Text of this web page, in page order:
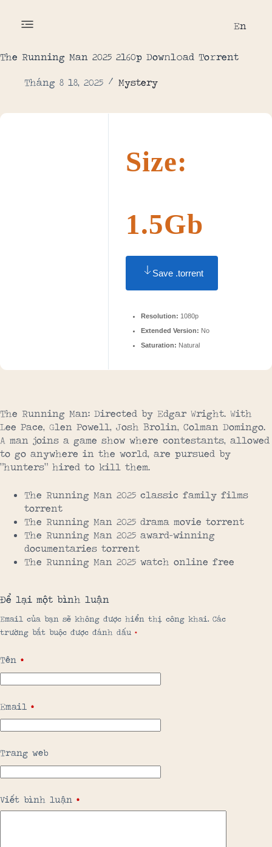
En
The Running Man 2025 2160p Dow𝚗l𝚘ad To𝚛rent
Tháng 8 18, 2025 Mystery
Size:
1.5Gb
Save .torrent
Resolution: 1080p
Extended Version: No
Saturation: Natural
The Running Man: Directed by Edgar Wright. With
Lee Pace, Glen Powell, Josh Brolin, Colman Domingo.
A man joins a game show where contestants, allowed
to go anywhere in the world, are pursued by
“hunters” hired to kill them.
The Running Man 2025 classic family films
torrent
The Running Man 2025 drama movie torrent
The Running Man 2025 award-winning
documentaries torrent
The Running Man 2025 watch online free
Để lại một bình luận
Email của bạn sẽ không được hiển thị công khai. Các
trường bắt buộc được đánh dấu *
Tên *
Email *
Trang web
Viết bình luận *